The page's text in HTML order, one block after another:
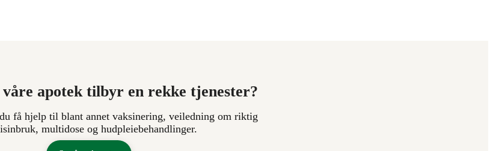
våre apotek tilbyr en rekke tjenester?
få hjelp til blant annet vaksinering, veiledning om riktig
multidose og hudpleiebehandlinger.